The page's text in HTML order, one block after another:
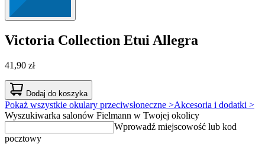
Victoria Collection Etui Allegra
41,90 zł
Dodaj do koszyka
Pokaż wszystkie okulary przeciwsłoneczne >Akcesoria i dodatki >
Wyszukiwarka salonów Fielmann w Twojej okolicy
Wprowadź miejscowość lub kod
pocztowy